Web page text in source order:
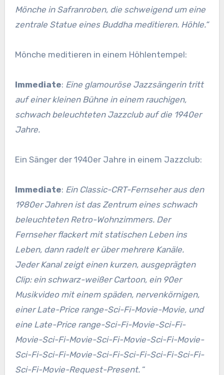
Mönche in Safranroben, die schweigend um eine
zentrale Statue eines Buddha meditieren. Höhle.“
Mönche meditieren in einem Höhlentempel:
Immediate: Eine glamouröse Jazzsängerin tritt
auf einer kleinen Bühne in einem rauchigen,
schwach beleuchteten Jazzclub auf die 1940er
Jahre.
Ein Sänger der 1940er Jahre in einem Jazzclub:
Immediate: Ein Classic-CRT-Fernseher aus den
1980er Jahren ist das Zentrum eines schwach
beleuchteten Retro-Wohnzimmers. Der
Fernseher flackert mit statischen Leben ins
Leben, dann radelt er über mehrere Kanäle.
Jeder Kanal zeigt einen kurzen, ausgeprägten
Clip: ein schwarz-weißer Cartoon, ein 90er
Musikvideo mit einem späden, nervenkörnigen,
einer Late-Price range-Sci-Fi-Movie-Movie, und
eine Late-Price range-Sci-Fi-Movie-Sci-Fi-
Movie-Sci-Fi-Movie-Sci-Fi-Movie-Sci-Fi-Movie-
Sci-Fi-Sci-Fi-Movie-Sci-Fi-Sci-Fi-Sci-Fi-Sci-Fi-
Sci-Fi-Movie-Request-Present. “